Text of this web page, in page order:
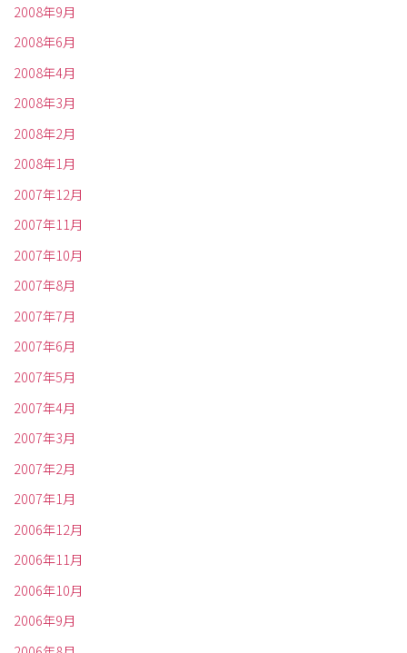
2008年9月
2008年6月
2008年4月
2008年3月
2008年2月
2008年1月
2007年12月
2007年11月
2007年10月
2007年8月
2007年7月
2007年6月
2007年5月
2007年4月
2007年3月
2007年2月
2007年1月
2006年12月
2006年11月
2006年10月
2006年9月